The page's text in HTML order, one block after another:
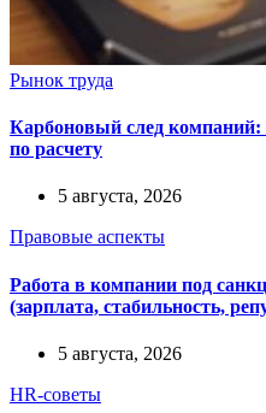
Рынок труда
Карбоновый след компаний:
по расчету
5 августа, 2026
Правовые аспекты
Работа в компании под
(зарплата, стабильность,
5 августа, 2026
HR-советы